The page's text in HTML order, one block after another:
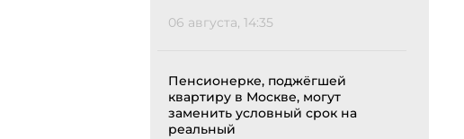
06 августа, 14:35
Пенсионерке, поджёгшей
квартиру в Москве, могут
заменить условный срок на
реальный